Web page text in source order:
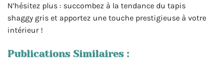
N’hésitez plus : succombez à la tendance du tapis
shaggy gris et apportez une touche prestigieuse à votre
intérieur !
Publications Similaires :